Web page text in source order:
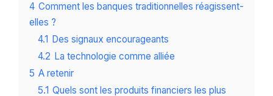
4 Comment les banques traditionnelles réagissent-
elles ?
4.1 Des signaux encourageants
4.2 La technologie comme alliée
5 A retenir
5.1 Quels sont les produits financiers les plus